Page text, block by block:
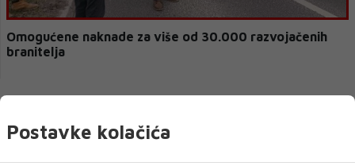
Omogućene naknade za više od 30.000 razvojačenih
branitelja
« Prethodni
Postavke kolačića